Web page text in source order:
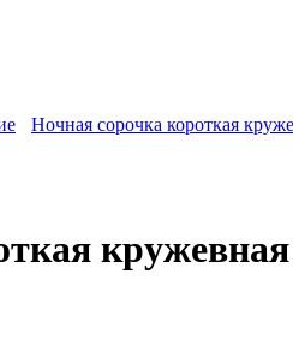
Ночная сорочка короткая